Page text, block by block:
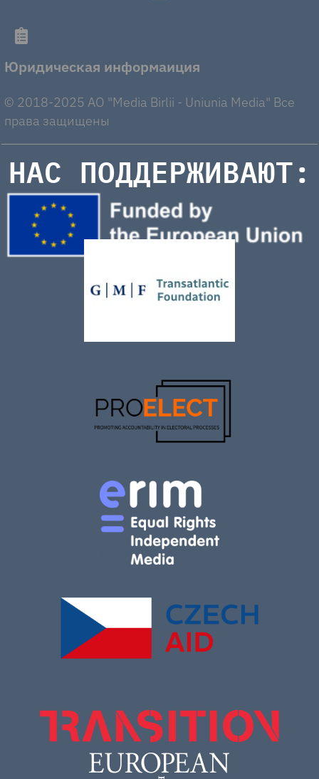
Юридическая информаиция
© 2018-2025 AO "Media Birlii - Uniunia Media" Все
права защищены
НАС ПОДДЕРЖИВАЮТ: